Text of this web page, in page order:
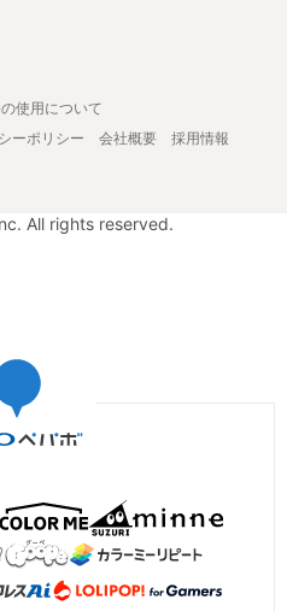
使用について
ーポリシー 会社概要
採用情報
All rights reserved.